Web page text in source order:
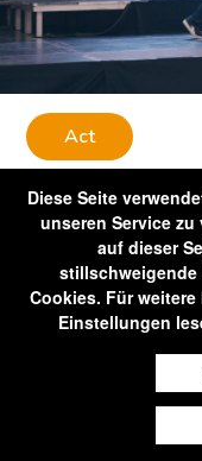
Act
Télévie 2023
Diese Seite
unseren Service zu
auf dieser
stillschweigende
Cookies. Für
Einstellungen